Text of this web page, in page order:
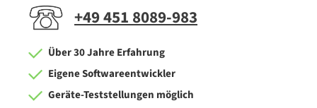
+49 451 8089-983
Über 30 Jahre Erfahrung
Eigene Softwareentwickler
Geräte-Teststellungen möglich